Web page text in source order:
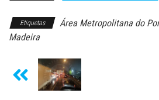
Etiquetas Área Metropolitana do
Madeira